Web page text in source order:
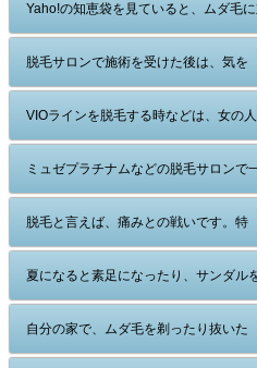
Yaho!の知恵袋を見ていると、ムダ毛
脱毛サロンで施術を受けた後は、気を
VIOラインを脱毛する時などは、女の
ミュゼプラチナムなどの脱毛サロンで
脱毛と言えば、痛みとの戦いです。特
夏になると素足になったり、サンダル
自分の家で、ムダ毛を剃ったり抜いた